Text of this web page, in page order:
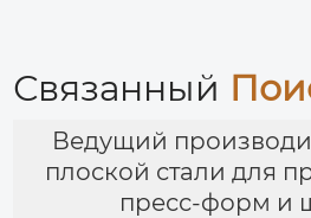
Связанный
Ведущий
плоской стали для
пресс-форм и